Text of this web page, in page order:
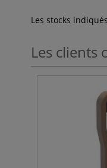
Les stocks
Les clients